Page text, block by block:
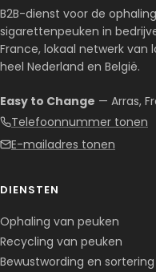
B2B-dienst voor de
sigarettenpeuken in
France, lokaal netwerk van
heel Nederland en België.
Easy to Change — Arras,
Telefoonnummer tonen
E-mailadres tonen
DIENSTEN
Ophaling van peuken
Recycling van peuken
Bewustwording en sortering